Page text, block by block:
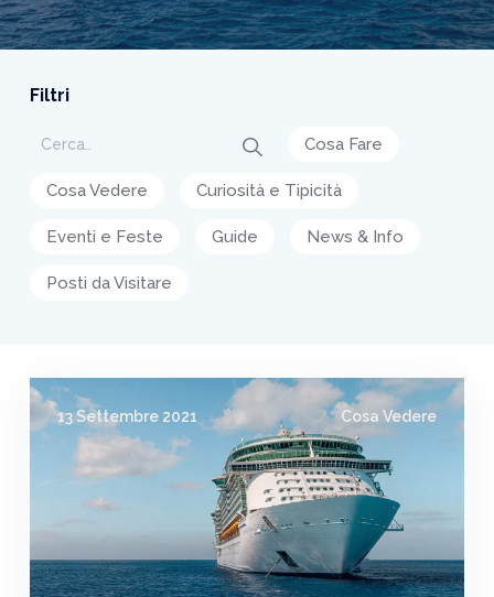
Filtri
Cosa Fare
Cosa Vedere Curiosità e Tipicità
Eventi e Feste Guide News & Info
Posti da Visitare
13 Settembre 2021 Cosa Vedere